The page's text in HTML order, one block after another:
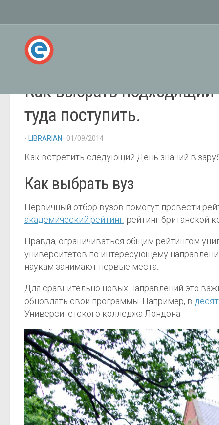
Как выбрать подходящий
туда поступить.
- LIBRARIAN · 01/09/2014
Как встретить следующий День знаний в
Как выбрать вуз
Первичный отбор вузов помогут провести
академический рейтинг, рейтинг британской
Правда, ограничиваться общим рейтингом
университетов по интересующему
наукам занимают первые места.
Для сравнительно новых направлений это
обновлять свои программы. Например, в
Университетского колледжа Лондона.